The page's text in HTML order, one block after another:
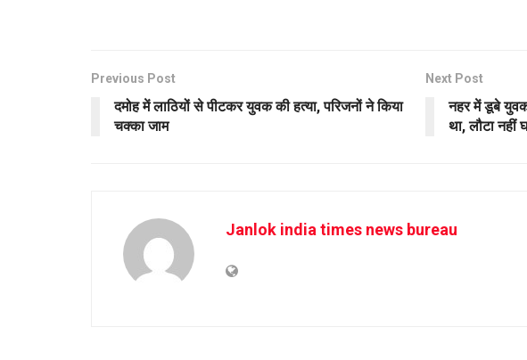
Previous Post
दमोह में लाठियों से पीटकर युवक की हत्या, परिजनों ने किया
चक्का जाम
Next Post
नहर में डूबे
था, लौटा नहीं
Janlok india times news bureau